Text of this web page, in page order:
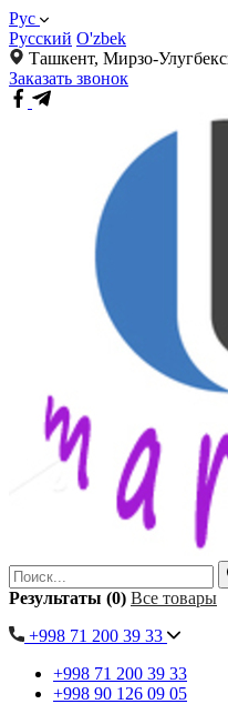
Рус
Русский O'zbek
Ташкент, Мирзо-
Заказать звонок
Результаты (0) Все товары
+998 71 200 39 33
+998 71 200 39 33
+998 90 126 09 05